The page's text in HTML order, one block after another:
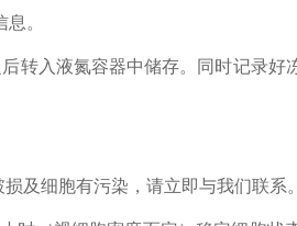
。
转入液氮容器中储存。同时记录好
及细胞有污染，请立即与我们联系。